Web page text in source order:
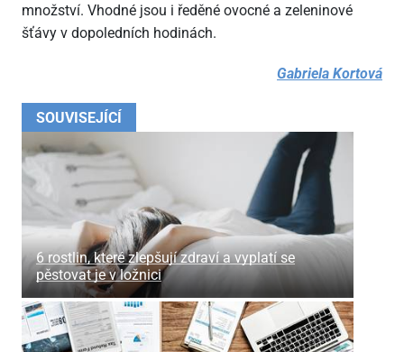
SOUVISEJÍCÍ
6 rostlin, které zlepšují zdraví a vyplatí se
pěstovat je v ložnici
množství. Vhodné jsou i ředěné ovocné a zeleninové
šťávy v dopoledních hodinách.
Gabriela Kortová